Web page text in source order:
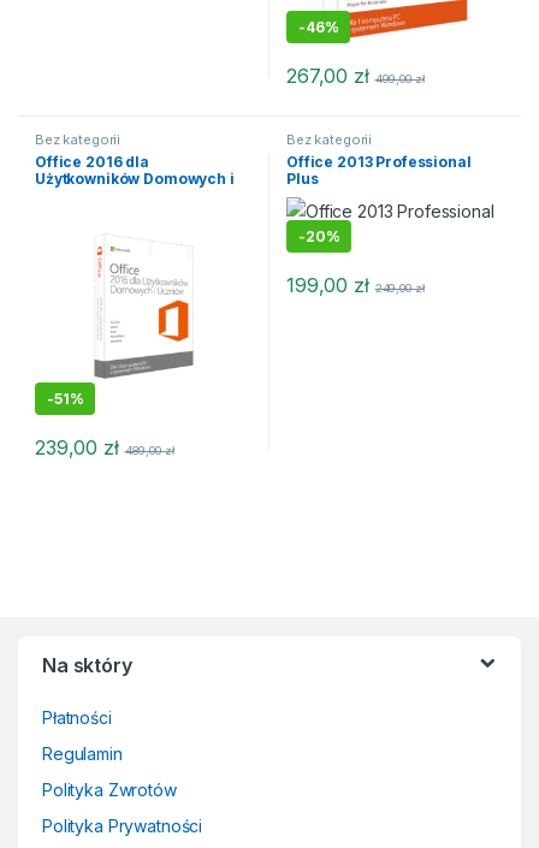
-46%
267,00 zł 499,00zł
Bez kategorii
Office 2016 dla
Użytkowników Domowych i
-51%
239,00 zł 489,00zł
Bez kategorii
Office 2013 Professional
Plus
-20%
199,00 zł 249,00zł
Na sktóry
Płatności
Regulamin
Polityka Zwrotów
Polityka Prywatności